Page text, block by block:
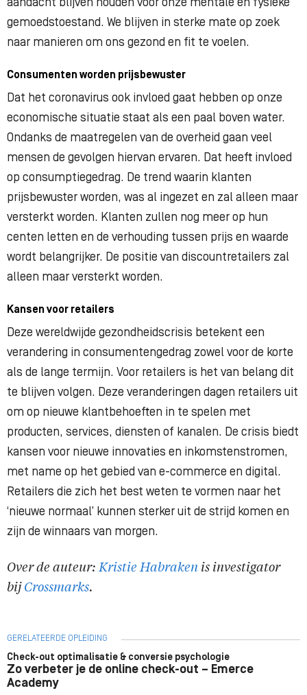
aandacht blijven houden voor onze mentale en fysieke
gemoedstoestand. We blijven in sterke mate op zoek
naar manieren om ons gezond en fit te voelen.
Consumenten worden prijsbewuster
Dat het coronavirus ook invloed gaat hebben op onze
economische situatie staat als een paal boven water.
Ondanks de maatregelen van de overheid gaan veel
mensen de gevolgen hiervan ervaren. Dat heeft invloed
op consumptiegedrag. De trend waarin klanten
prijsbewuster worden, was al ingezet en zal alleen maar
versterkt worden. Klanten zullen nog meer op hun
centen letten en de verhouding tussen prijs en waarde
wordt belangrijker. De positie van discountretailers zal
alleen maar versterkt worden.
Kansen voor retailers
Deze wereldwijde gezondheidscrisis betekent een
verandering in consumentengedrag zowel voor de korte
als de lange termijn. Voor retailers is het van belang dit
te blijven volgen. Deze veranderingen dagen retailers uit
om op nieuwe klantbehoeften in te spelen met
producten, services, diensten of kanalen. De crisis biedt
kansen voor nieuwe innovaties en inkomstenstromen,
met name op het gebied van e-commerce en digital.
Retailers die zich het best weten te vormen naar het
‘nieuwe normaal’ kunnen sterker uit de strijd komen en
zijn de winnaars van morgen.
Over de auteur: Kristie Habraken is investigator
bij Crossmarks.
GERELATEERDE OPLEIDING
Check-out optimalisatie & conversie psychologie
Zo verbeter je de online check-out – Emerce
Academy